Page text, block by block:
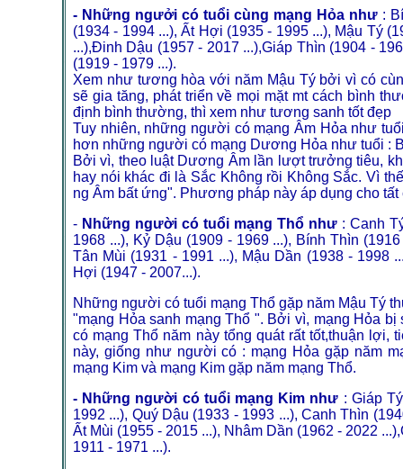
- Những ngưởi có tuổi cùng mạng Hỏa như :
(1934 - 1994 ...), Ất Hợi (1935 - 1995 ...), Mậu Tý
...),Đinh Dậu (1957 - 2017 ...),Giáp Thìn (1904 -
(1919 - 1979 ...).
Xem như tương hòa với năm Mậu Tý bởi vì có
sẽ gia tăng, phát triển về mọi mặt mt cách bình
định bình thường, thì xem như tương sanh tốt đẹp
Tuy nhiên, những người có mạng Âm Hỏa như
hơn những người có mạng Dương Hỏa như tuổi :
Bởi vì, theo luật Dương Âm lần lượt trưởng tiêu,
hay nói khác đi là Sắc Không rồi Không Sắc. Vì
ng Âm bất ứng". Phương pháp này áp dụng cho
- Những người có tuổi mạng Thổ như: Canh
1968 ...), Kỷ Dậu (1909 - 1969 ...), Bính Thìn
Tân Mùi (1931 - 1991 ...), Mậu Dần (1938 - 1998
Hợi (1947 - 2007...).
Những người có tuổi mạng Thổ gặp năm Mậu Tý
"mạng Hỏa sanh mạng Thổ ". Bởi vì, mạng Hỏa
có mạng Thổ năm này tổng quát rất tốt,thuận
này, giống như người có : mạng Hỏa gặp năm
mạng Kim và mạng Kim gặp năm mạng Thổ.
- Những người có tuổi mạng Kim như : Giáp
1992 ...), Quý Dậu (1933 - 1993 ...), Canh Thìn
Ất Mùi (1955 - 2015 ...), Nhâm Dần (1962 - 2022
1911 - 1971 ...).